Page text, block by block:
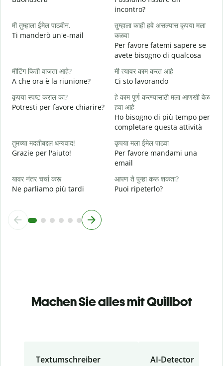
incontro?
मी तुम्हाला ईमेल पाठवीन.
Ti manderò un'e-mail
तुम्हाला काही हवे असल्यास कृपया मला
कळवा
Per favore fatemi sapere se
avete bisogno di qualcosa
मीटिंग किती वाजता आहे?
A che ora è la riunione?
मी त्यावर काम करत आहे
Ci sto lavorando
कृपया स्पष्ट कराल का?
Potresti per favore chiarire?
हे काम पूर्ण करण्यासाठी मला आणखी वेळ
हवा आहे
Ho bisogno di più tempo per
completare questa attività
तुमच्या मदतीबद्दल धन्यवाद!
Grazie per l'aiuto!
कृपया मला ईमेल पाठवा
Per favore mandami una
email
यावर नंतर चर्चा करू
Ne parliamo più tardi
आपण ते पुन्हा करू शकता?
Puoi ripeterlo?
Machen Sie alles mit Quillbot
Textumschreiber AI-Detector